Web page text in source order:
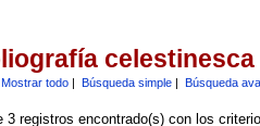
celestinesca
Mostrar todo| Búsqueda simple| Búsqueda
3 registros encontrado(s) con los